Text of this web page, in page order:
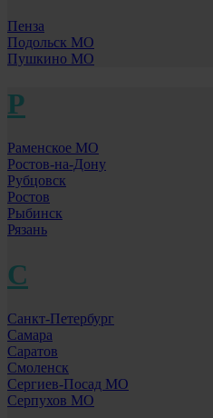
Пенза
Подольск МО
Пушкино МО
Р
Раменское МО
Ростов-на-Дону
Рубцовск
Ростов
Рыбинск
Рязань
С
Санкт-Петербург
Самара
Саратов
Смоленск
Сергиев-Посад МО
Серпухов МО